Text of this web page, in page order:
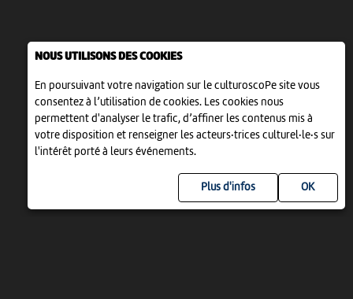
NOUS UTILISONS DES COOKIES
En poursuivant votre navigation sur le culturoscoPe site vous
consentez à l’utilisation de cookies. Les cookies nous
permettent d'analyser le trafic, d’affiner les contenus mis à
votre disposition et renseigner les acteurs·trices culturel·le·s sur
l'intérêt porté à leurs événements.
Plus d'infos